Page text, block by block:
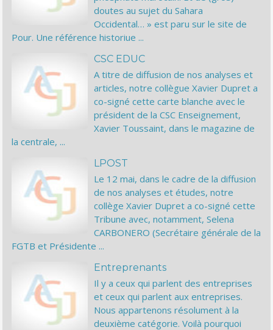
doutes au sujet du Sahara
Occidental… » est paru sur le site de
Pour. Une référence historiue ...
CSC EDUC
A titre de diffusion de nos analyses et
articles, notre collègue Xavier Dupret a
co-signé cette carte blanche avec le
président de la CSC Enseignement,
Xavier Toussaint, dans le magazine de
la centrale, ...
LPOST
Le 12 mai, dans le cadre de la diffusion
de nos analyses et études, notre
collège Xavier Dupret a co-signé cette
Tribune avec, notamment, Selena
CARBONERO (Secrétaire générale de la
FGTB et Présidente ...
Entreprenants
Il y a ceux qui parlent des entreprises
et ceux qui parlent aux entreprises.
Nous appartenons résolument à la
deuxième catégorie. Voilà pourquoi